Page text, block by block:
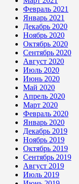
Февраль 2021
Январь 2021
Декабрь 2020
Ноябрь 2020
Октябрь 2020
Сентябрь 2020
Август 2020
Июль 2020
Июнь 2020
Май 2020
Апрель 2020
Март 2020
Февраль 2020
Январь 2020
Декабрь 2019
Ноябрь 2019
Октябрь 2019
Сентябрь 2019
Август 2019
Июль 2019